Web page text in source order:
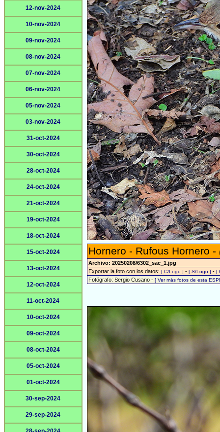
12-nov-2024
10-nov-2024
09-nov-2024
08-nov-2024
07-nov-2024
06-nov-2024
05-nov-2024
03-nov-2024
31-oct-2024
30-oct-2024
28-oct-2024
24-oct-2024
21-oct-2024
19-oct-2024
18-oct-2024
15-oct-2024
13-oct-2024
12-oct-2024
11-oct-2024
10-oct-2024
09-oct-2024
08-oct-2024
05-oct-2024
01-oct-2024
30-sep-2024
29-sep-2024
Hornero - Rufous Hornero -
Archivo: 20250208/6302_sac_1.jpg
Exportar la foto con los datos: [ C/Logo ] - [ S/Logo ] - [
Fotógrafo: Sergio Cusano - [ Ver más fotos de esta